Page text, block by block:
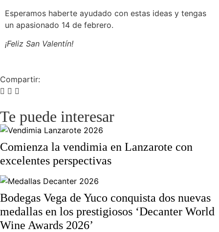
Esperamos haberte ayudado con estas ideas y tengas
un apasionado 14 de febrero.
¡Feliz San Valentín!
Compartir:
Te puede interesar
Comienza la vendimia en Lanzarote con
excelentes perspectivas
Bodegas Vega de Yuco conquista dos nuevas
medallas en los prestigiosos ‘Decanter World
Wine Awards 2026’